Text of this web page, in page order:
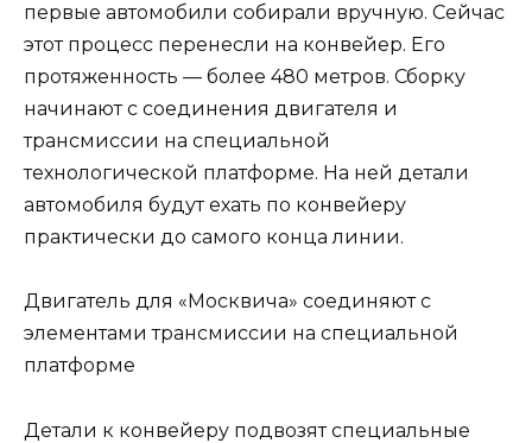
первые автомобили собирали вручную. Сейчас
этот процесс перенесли на конвейер. Его
протяженность — более 480 метров. Сборку
начинают с соединения двигателя и
трансмиссии на специальной
технологической платформе. На ней детали
автомобиля будут ехать по конвейеру
практически до самого конца линии.
Двигатель для «Москвича» соединяют с
элементами трансмиссии на специальной
платформе
Детали к конвейеру подвозят специальные